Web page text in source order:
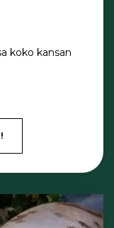
koko kansan